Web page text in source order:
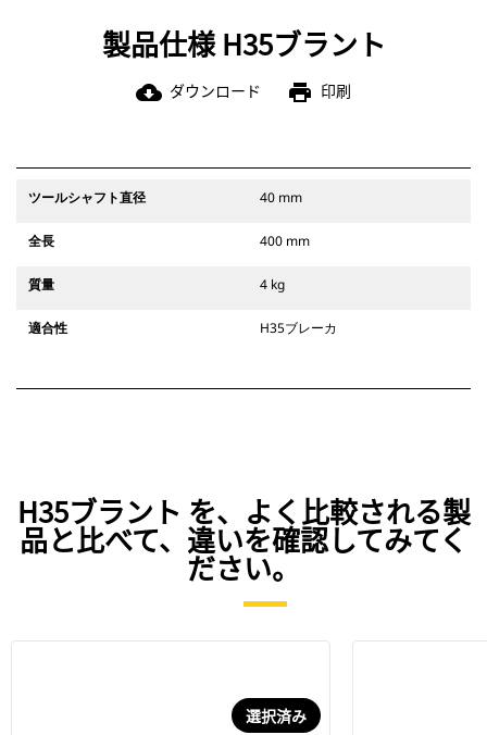
製品仕様 H35ブラント
cloud_download ダウンロード print 印刷
ツールシャフト直径 40 mm
全長 400 mm
質量 4 kg
適合性 H35ブレーカ
H35ブラント を、よく比較される製
品と比べて、違いを確認してみてく
ださい。
選択済み